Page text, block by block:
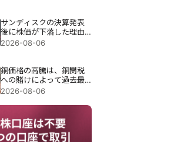
サンディスクの決算発表
後に株価が下落した理由
は、過去最高の89億7000
とだ。
2026-08-06
銅価格の高騰は、銅関税
への賭けによって過去最
高の6,703ドルまで押し上
2026-08-06